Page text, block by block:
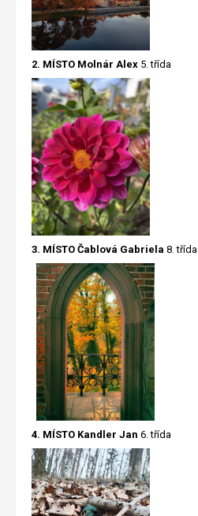
2. MÍSTO Molnár Alex 5. třída
3. MÍSTO Čablová Gabriela 8. třída
4. MÍSTO Kandler Jan 6. třída